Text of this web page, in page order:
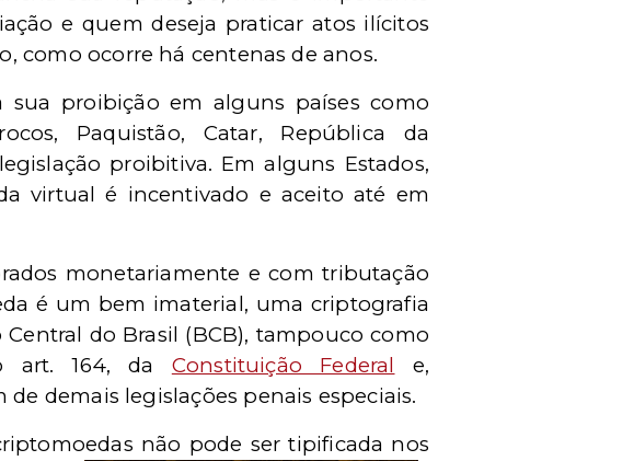
e quem deseja praticar atos ilícitos
como ocorre há centenas de anos.
sua proibição em alguns países como
Paquistão, Catar, República da
proibitiva. Em alguns Estados,
virtual é incentivado e aceito até em
monetariamente e com tributação
é um bem imaterial, uma criptografia
do Brasil (BCB), tampouco como
art. 164, da Constituição Federal
e,
de demais legislações penais especiais.
não pode sertipificada nos